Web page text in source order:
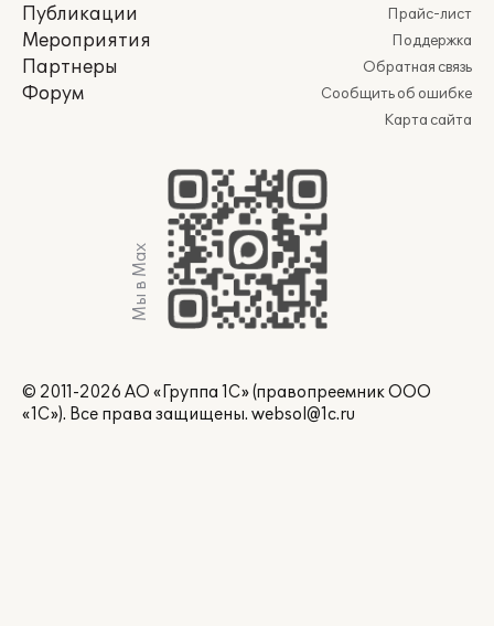
Публикации
Мероприятия
Партнеры
Форум
Прайс-лист
Поддержка
Обратная связь
Сообщить об ошибке
Карта сайта
Мы в Max
© 2011-2026 АО «Группа 1С» (правопреемник ООО
«1С»). Все права защищены. websol@1c.ru